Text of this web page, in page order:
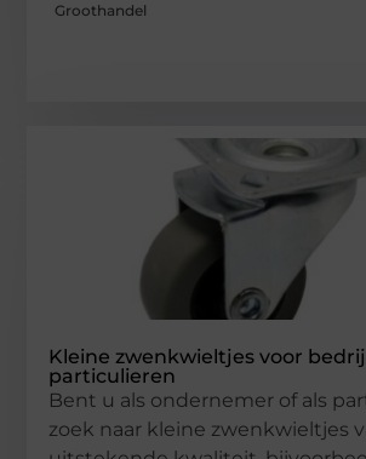
Groothandel
Kleine zwenkwieltjes voor
particulieren
Bent u als ondernemer of als
zoek naar kleine zwenkwieltjes